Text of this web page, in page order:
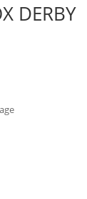
DERBY